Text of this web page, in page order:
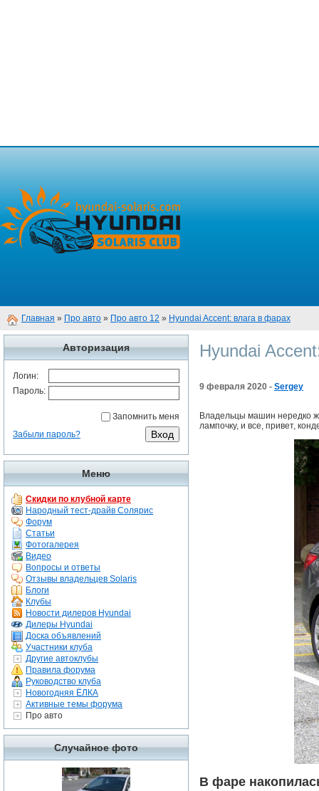
Главная » Про авто » Про авто 12 » Hyundai Accent: влага в фарах
Авторизация
Логин:
Пароль:
Запомнить меня
Забыли пароль?
Меню
Скидки по клубной карте
Народный тест-драйв Солярис
Форум
Статьи
Фотогалерея
Видео
Вопросы и ответы
Отзывы владельцев Solaris
Блоги
Клубы
Новости дилеров Hyundai
Дилеры Hyundai
Доска объявлений
Участники клуба
Другие автоклубы
Правила форума
Руководство клуба
Новогодняя ЁЛКА
Активные темы форума
Про авто
Случайное фото
Hyundai
9 февраля 2020 - Sergey
Владельцы машин нередко
лампочку, и все, привет,
В фаре